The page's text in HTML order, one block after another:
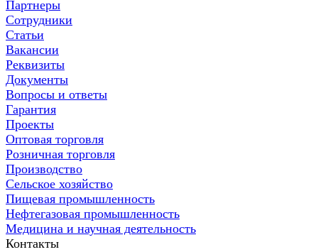
Партнеры
Сотрудники
Статьи
Вакансии
Реквизиты
Документы
Вопросы и ответы
Гарантия
Проекты
Оптовая торговля
Розничная торговля
Производство
Сельское хозяйство
Пищевая промышленность
Нефтегазовая промышленность
Медицина и научная деятельность
Контакты